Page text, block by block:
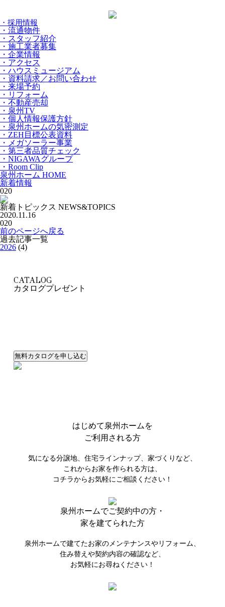
・採用情報
・流通物件
・スタッフ紹介
・施工業者募集
・企業情報
・アクセス
・ハウスミュージアム
・資料請求／お問い合わせ
・来場予約
・リフォーム
・不動産売却
・泉州TV
・個人情報保護方針
・泉州ホームの気密測定
・ZEH目標公表資料
・メガソーラー事業
・第三者品質チェック
・NIGAWAグループ
・Room Clip
泉州ホーム HOME
新着情報
020
新着トピックス NEWS&TOPICS
2020.11.16
020
前のページへ戻る
過去記事一覧
2026 (4)
CATALOG
カタログプレゼント
はじめて泉州ホームを
ご利用される方
気になる分譲地、住宅ラインナップ、家づくりなど、
これからお家を作られる方は、
コチラからお気軽にご相談ください！
泉州ホームでご契約中の方・
家を建てられた方
泉州ホームで建てたお家のメンテナンスやリフォーム、
住み替えや契約内容の確認など、
お気軽にお尋ねください！